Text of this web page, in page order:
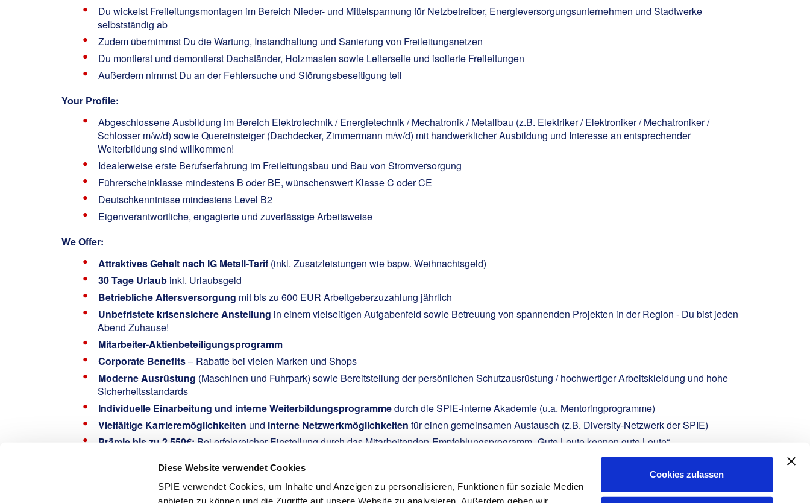
Diese Website verwendet Cookies
SPIE verwendet Cookies, um Inhalte und Anzeigen zu personalisieren, Funktionen für soziale Medien
anbieten zu können und die Zugriffe auf unsere Website zu analysieren. Außerdem geben wir
Cookies zulassen
Du wickelst Freileitungsmontagen im Bereich Nieder- und Mittelspannung für Netzbetreiber, Energieversorgungsunternehmen und Stadtwerke
selbstständig ab
Zudem übernimmst Du die Wartung, Instandhaltung und Sanierung von Freileitungsnetzen
Du montierst und demontierst Dachständer, Holzmasten sowie Leiterseile und isolierte Freileitungen
Außerdem nimmst Du an der Fehlersuche und Störungsbeseitigung teil
Your Profile:
Abgeschlossene Ausbildung im Bereich Elektrotechnik / Energietechnik / Mechatronik / Metallbau (z.B. Elektriker / Elektroniker / Mechatroniker /
Schlosser m/w/d) sowie Quereinsteiger (Dachdecker, Zimmermann m/w/d) mit handwerklicher Ausbildung und Interesse an entsprechender
Weiterbildung sind willkommen!
Idealerweise erste Berufserfahrung im Freileitungsbau und Bau von Stromversorgung
Führerscheinklasse mindestens B oder BE, wünschenswert Klasse C oder CE
Deutschkenntnisse mindestens Level B2
Eigenverantwortliche, engagierte und zuverlässige Arbeitsweise
We Offer:
Attraktives Gehalt nach IG Metall-Tarif (inkl. Zusatzleistungen wie bspw. Weihnachtsgeld)
30 Tage Urlaub inkl. Urlaubsgeld
Betriebliche Altersversorgung mit bis zu 600 EUR Arbeitgeberzuzahlung jährlich
Unbefristete krisensichere Anstellung in einem vielseitigen Aufgabenfeld sowie Betreuung von spannenden Projekten in der Region - Du bist jeden
Abend Zuhause!
Mitarbeiter-Aktienbeteiligungsprogramm
Corporate Benefits– Rabatte bei vielen Marken und Shops
Moderne Ausrüstung (Maschinen und Fuhrpark) sowie Bereitstellung der persönlichen Schutzausrüstung / hochwertiger Arbeitskleidung und hohe
Sicherheitsstandards
Individuelle Einarbeitung und interne Weiterbildungsprogrammedurch die SPIE-interne Akademie (u.a. Mentoringprogramme)
Vielfältige Karrieremöglichkeiten und interne Netzwerkmöglichkeiten für einen gemeinsamen Austausch (z.B. Diversity-Netzwerk der SPIE)
Prämie bis zu 2.550€: Bei erfolgreicher Einstellung durch das Mitarbeitenden-Empfehlungsprogramm „Gute Leute kennen gute Leute“
Spende den Rest-Cent Deiner Nettovergütung und erhalte bei Bedarf selbst finanzielle Hilfe aus dem Unterstützungsfond